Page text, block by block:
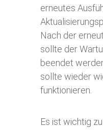
erneutes
Nach der
sollte der
beendet
sollte wieder
funktionieren.
Es ist wichtig